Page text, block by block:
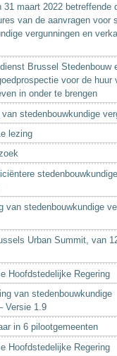
31 maart 2022 betreffende
van de aanvragen voor
vergunningen en
Brussel Stedenbouw
voor de huur
in onder te brengen
stedenbouwkundige
lezing
stedenbouwkundige
van stedenbouwkundige
Urban Summit, van
Hoofdstedelijke Regering
van stedenbouwkundige
Versie 1.9
in 6 pilootgemeenten
Hoofdstedelijke Regering